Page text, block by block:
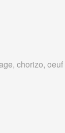
chorizo, oeuf